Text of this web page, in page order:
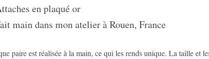
en plaqué or
main dans mon atelier à Rouen, France
paire est réalisée à la main, ce qui les rends unique. La taille et